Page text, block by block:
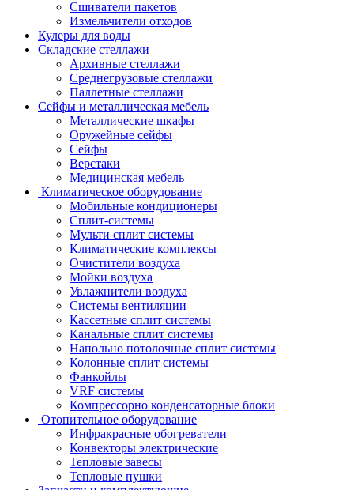
Сшиватели пакетов
Измельчители отходов
Кулеры для воды
Складские стеллажи
Архивные стеллажи
Среднегрузовые стеллажи
Паллетные стеллажи
Сейфы и металлическая мебель
Металлические шкафы
Оружейные сейфы
Сейфы
Верстаки
Медицинская мебель
Климатическое оборудование
Мобильные кондиционеры
Сплит-системы
Мульти сплит системы
Климатические комплексы
Очистители воздуха
Мойки воздуха
Увлажнители воздуха
Системы вентиляции
Кассетные сплит системы
Канальные сплит системы
Напольно потолочные сплит системы
Колонные сплит системы
Фанкойлы
VRF системы
Компрессорно конденсаторные блоки
Отопительное оборудование
Инфракрасные обогреватели
Конвекторы электрические
Тепловые завесы
Тепловые пушки